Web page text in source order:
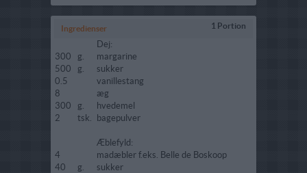
Ingredienser 1 Portion
Dej:
300
g.
margarine
500
g.
sukker
0.5
vanillestang
8
æg
300
g.
hvedemel
2
tsk. bagepulver
Æblefyld:
4
madæbler f.eks. Belle de Boskoop
40
g.
sukker